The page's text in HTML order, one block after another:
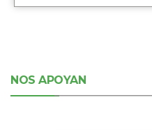
NOS APOYAN